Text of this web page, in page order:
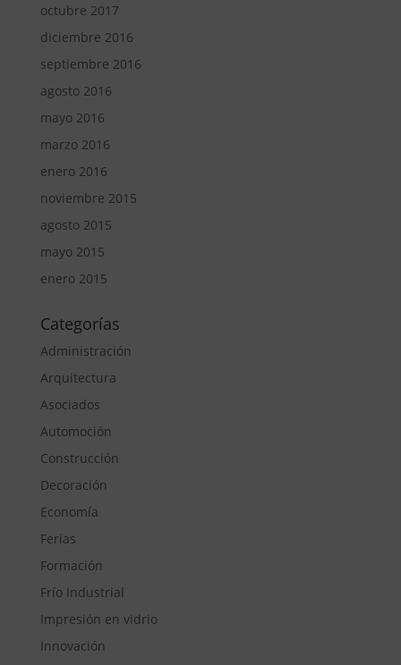
octubre 2017
diciembre 2016
septiembre 2016
agosto 2016
mayo 2016
marzo 2016
enero 2016
noviembre 2015
agosto 2015
mayo 2015
enero 2015
Categorías
Administración
Arquitectura
Asociados
Automoción
Construcción
Decoración
Economía
Ferias
Formación
Frío Industrial
Impresión en vidrio
Innovación